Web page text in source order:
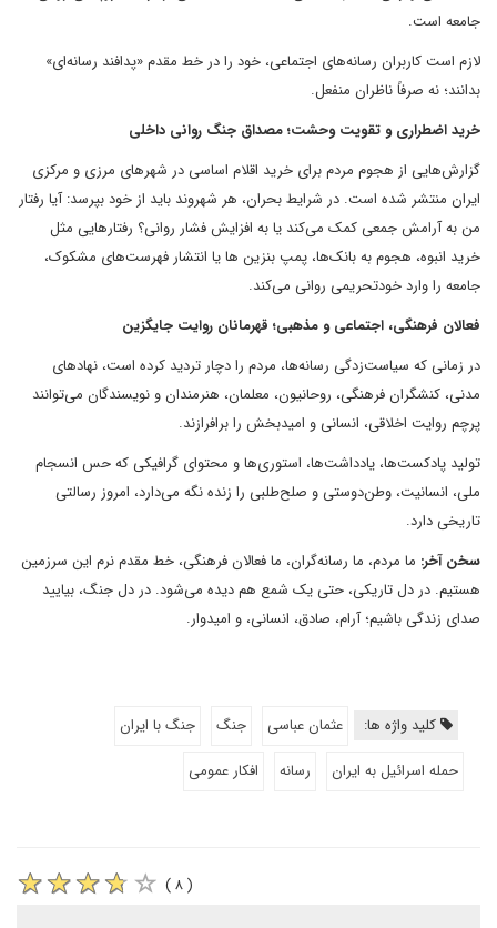
جامعه است.
لازم است کاربران رسانه‌های اجتماعی، خود را در خط مقدم «پدافند رسانه‌ای»
بدانند؛ نه صرفاً ناظران منفعل.
خرید اضطراری و تقویت وحشت؛ مصداق جنگ روانی داخلی
گزارش‌هایی از هجوم مردم برای خرید اقلام اساسی در شهرهای مرزی و مرکزی
ایران منتشر شده است. در شرایط بحران، هر شهروند باید از خود بپرسد: آیا رفتار
من به آرامش جمعی کمک می‌کند یا به افزایش فشار روانی؟ رفتارهایی مثل
خرید انبوه، هجوم به بانک‌ها، پمپ بنزین ها یا انتشار فهرست‌های مشکوک،
جامعه را وارد خودتحریمی روانی می‌کند.
فعالان فرهنگی، اجتماعی و مذهبی؛ قهرمانان روایت جایگزین
در زمانی که سیاست‌زدگی رسانه‌ها، مردم را دچار تردید کرده است، نهادهای
مدنی، کنشگران فرهنگی، روحانیون، معلمان، هنرمندان و نویسندگان می‌توانند
پرچم روایت اخلاقی، انسانی و امیدبخش را برافرازند.
تولید پادکست‌ها، یادداشت‌ها، استوری‌ها و محتوای گرافیکی که حس انسجام
ملی، انسانیت، وطن‌دوستی و صلح‌طلبی را زنده نگه می‌دارد، امروز رسالتی
تاریخی دارد.
سخن آخر: ما مردم، ما رسانه‌گران، ما فعالان فرهنگی، خط مقدم نرم این سرزمین
هستیم. در دل تاریکی، حتی یک شمع هم دیده می‌شود. در دل جنگ، بیایید
صدای زندگی باشیم؛ آرام، صادق، انسانی، و امیدوار.
کلید واژه ها: عثمان عباسی جنگ
جنگ با ایران
حمله اسرائیل به ایران
رسانه افکار عمومی
( ۸ )